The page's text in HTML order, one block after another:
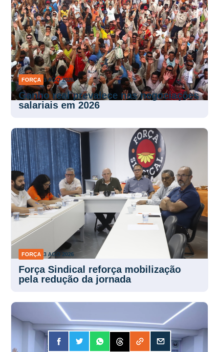
FORÇA 3 AGO 2026
Ganho real prevalece nas negociações
salariais em 2026
FORÇA 3 AGO 2026
Força Sindical reforça mobilização
pela redução da jornada